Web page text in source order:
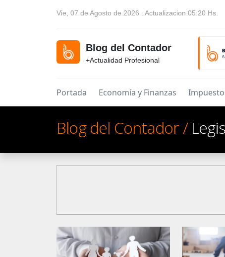
Vie, 07 de Agosto de 2026 . Actualizacion 05:20 Hs.
Blog del Contador
+Actualidad Profesional
Portada Economía y Finanzas
Blog del Contador /